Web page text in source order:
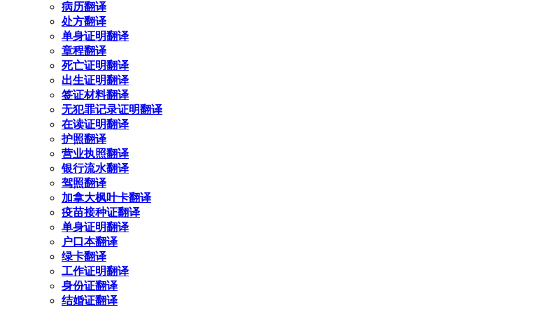
病历翻译
处方翻译
单身证明翻译
章程翻译
死亡证明翻译
出生证明翻译
签证材料翻译
无犯罪记录证明翻译
在读证明翻译
护照翻译
营业执照翻译
银行流水翻译
驾照翻译
加拿大枫叶卡翻译
疫苗接种证翻译
单身证明翻译
户口本翻译
绿卡翻译
工作证明翻译
身份证翻译
结婚证翻译